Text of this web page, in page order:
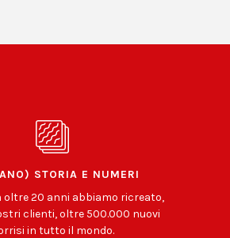
STORIA E NUMERI
oltre 20 anni abbiamo ricreato,
clienti, oltre 500.000 nuovi
in tutto il mondo.